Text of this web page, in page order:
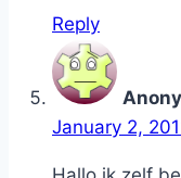
Reply
January 2,